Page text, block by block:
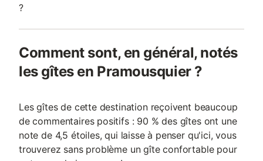
?
Comment sont, en général, notés
les gîtes en Pramousquier ?
Les gîtes de cette destination reçoivent beaucoup
de commentaires positifs : 90 % des gîtes ont une
note de 4,5 étoiles, qui laisse à penser qu'ici, vous
trouverez sans problème un gîte confortable pour